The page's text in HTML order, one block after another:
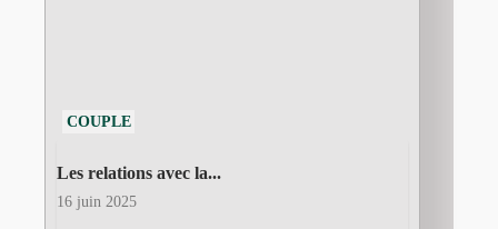
COUPLE
Les relations avec la...
16 juin 2025